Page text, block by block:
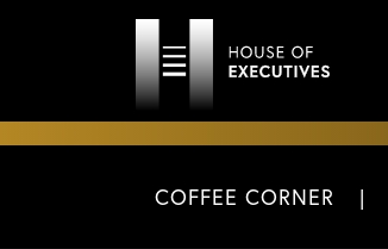
COFFEE CORNER